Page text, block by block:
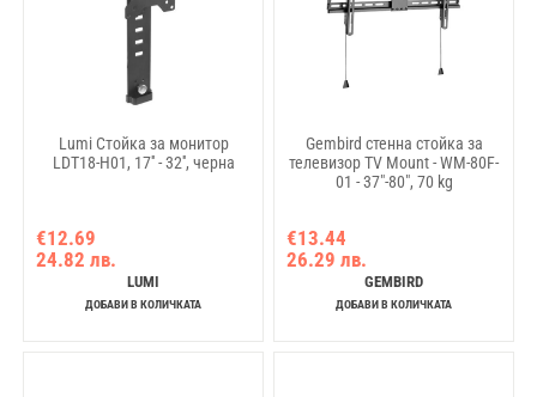
Lumi Стойка за монитор
LDT18-H01, 17'' - 32'', черна
€12.69
24.82 лв.
LUMI
ДОБАВИ В КОЛИЧКАТА
Gembird стенна стойка за
телевизор TV Mount - WM-80F-
01 - 37"-80", 70 kg
€13.44
26.29 лв.
GEMBIRD
ДОБАВИ В КОЛИЧКАТА